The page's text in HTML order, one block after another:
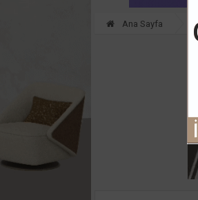
Ana Sayfa